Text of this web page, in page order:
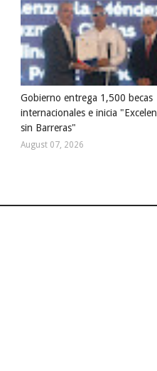
Gobierno entrega 1,500 becas
internacionales e inicia
sin Barreras"
August 07, 2026